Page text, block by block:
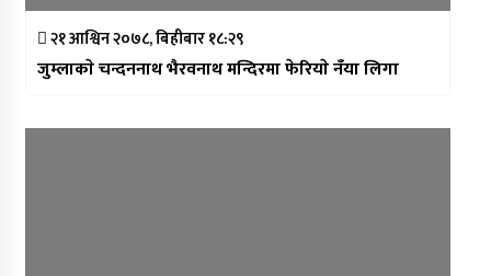
२१ आश्विन २०७८, बिहीबार १८:२९
जुम्लाकाे चन्दननाथ भैरवनाथ मन्दिरमा फेरियाे नँया लिगा